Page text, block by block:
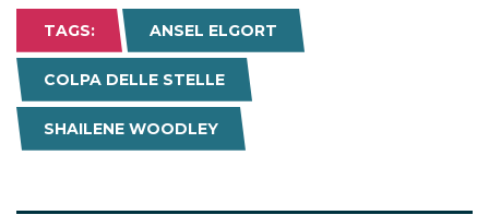
TAGS: ANSEL ELGORT
COLPA DELLE STELLE
SHAILENE WOODLEY